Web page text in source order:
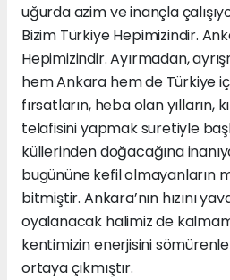
uğurda azim ve inançla
Bizim Türkiye Hepimizindir.
Hepimizindir. Ayırmadan,
hem Ankara hem de Türkiye
fırsatların, heba olan yılların,
telafisini yapmak suretiyle
küllerinden doğacağına
bugününe kefil olmayanların
bitmiştir. Ankara’nın hızını
oyalanacak halimiz de
kentimizin enerjisini
ortaya çıkmıştır.